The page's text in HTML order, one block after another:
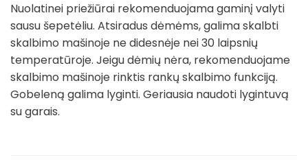
Nuolatinei priežiūrai rekomenduojama gaminį valyti
sausu šepetėliu. Atsiradus dėmėms, galima skalbti
skalbimo mašinoje ne didesnėje nei 30 laipsnių
temperatūroje. Jeigu dėmių nėra, rekomenduojame
skalbimo mašinoje rinktis rankų skalbimo funkciją.
Gobeleną galima lyginti. Geriausia naudoti lygintuvą
su garais.